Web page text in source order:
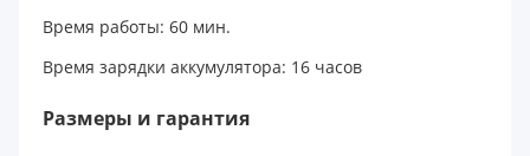
Время работы: 60 мин.
Время зарядки аккумулятора: 16 часов
Размеры и гарантия